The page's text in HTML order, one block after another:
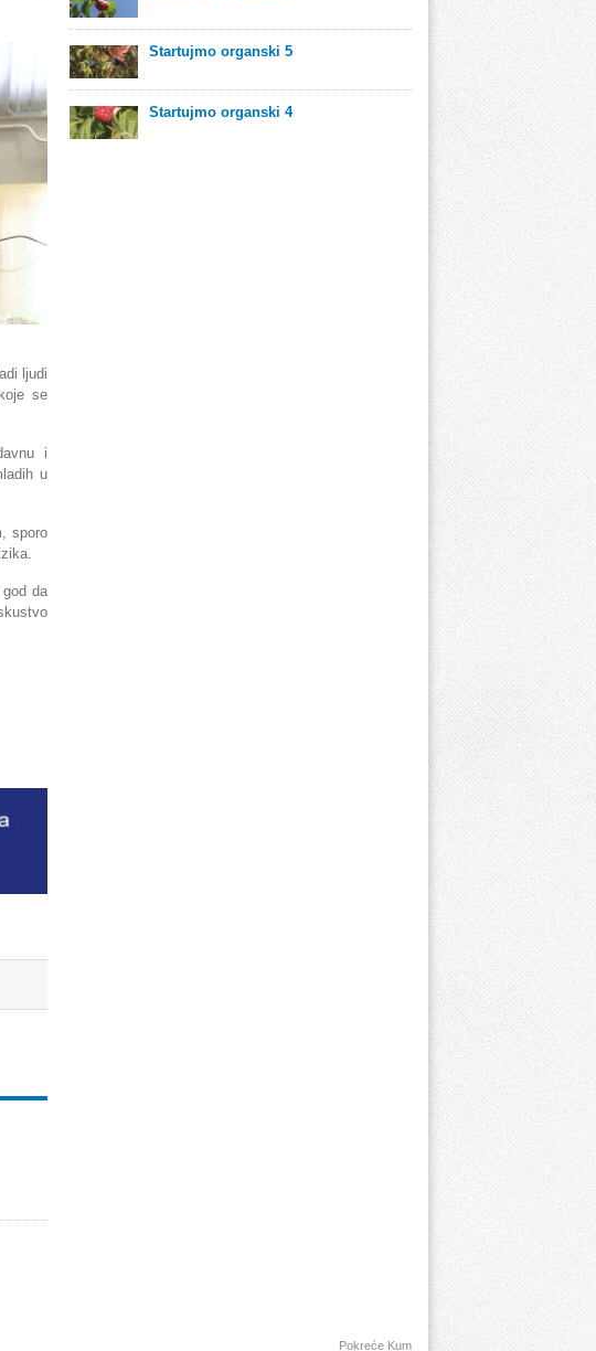
ljudi
se
i
u
sporo
da
Startujmo organski 5
Startujmo organski 4
Pokreće Kum